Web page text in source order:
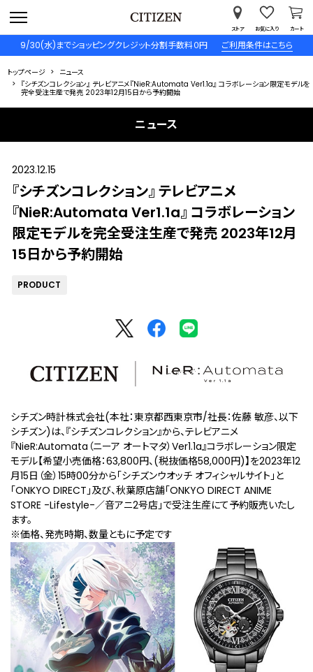
9/30(水)までショッピングクレジット分割手数料０円 ご利用条件はこちら
ストア お気に入り カート
トップページ
ニュース
『シチズンコレクション』 テレビアニメ『NieR:Automata Ver1.1a』 コラボレーション限定モデルを
完全受注生産で発売 2023年12月15日から予約開始
ニュース
2023.12.15
『シチズンコレクション』 テレビアニメ
『NieR:Automata Ver1.1a』 コラボレーション
限定モデルを完全受注生産で発売 2023年12月
15日から予約開始
PRODUCT
シチズン時計株式会社(本社：東京都西東京市/社長：佐藤 敏彦、以下
シチズン)は、『シチズンコレクション』から、テレビアニメ
『NieR:Automata（ニーア オートマタ）Ver1.1a』コラボレーション限定
モデル【希望小売価格：63,800円、(税抜価格58,000円)】を2023年12
⽉15⽇（金）15時00分から「シチズンウオッチ オフィシャルサイト」と
「ONKYO DIRECT」及び、秋葉原店舗「ONKYO DIRECT ANIME
STORE -Lifestyle-／音アニ2号店」で受注⽣産にて予約販売いたし
ます。
※価格、発売時期、数量ともに予定です